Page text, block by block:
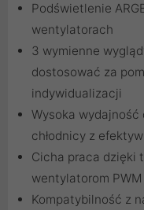
Podświetlenie
wentylatorach
3 wymienne
dostosować za
indywidualizacji
Wysoka
chłodnicy z
Cicha praca dzięki
wentylatorom PWM
Kompatybilność z